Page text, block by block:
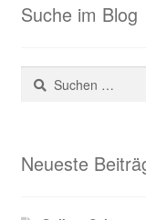
Suche im Blog
Suchen
nach:
Neueste